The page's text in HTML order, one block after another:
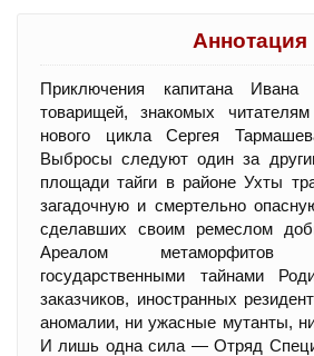
Аннотация
Приключения капитана
товарищей, знакомых
нового цикла Сергея
Выбросы следуют один за
площади тайги в районе Ухты
загадочную и смертельно
сделавших своим ремеслом
Ареалом
государственными тайнами
заказчиков, иностранных
аномалии, ни ужасные мутанты,
И лишь одна сила — Отряд